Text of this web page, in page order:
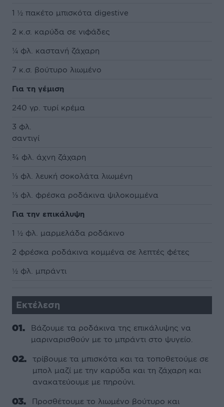
1 ½ πακέτο μπισκότα digestive
2 κ.σ. καρύδα σε νιφάδες
¼ φλ. καστανή ζάχαρη
7 κ.σ. βούτυρο λιωμένο
Για τη γέμιση
240 γρ. τυρί κρέμα
3 φλ.
¾ φλ. άχνη ζάχαρη
⅓ φλ. λευκή σοκολάτα λιωμένη
⅓ φλ. φρέσκα ροδάκινα ψιλοκομμένα
Για την επικάλυψη
1 ½ φλ. μαρμελάδα ροδάκινο
2 φρέσκα ροδάκινα κομμένα σε λεπτές φέτες
½ φλ. μπράντι
Εκτέλεση
Βάζουμε τα ροδάκινα της επικάλυψης να
μαριναρισθούν με το μπράντι στο ψυγείο.
τρίβουμε τα μπισκότα και τα τοποθετούμε σε
μπολ μαζί με την καρύδα και τη ζάχαρη και
ανακατεύουμε με πηρούνι.
Προσθέτουμε το λιωμένο βούτυρο και